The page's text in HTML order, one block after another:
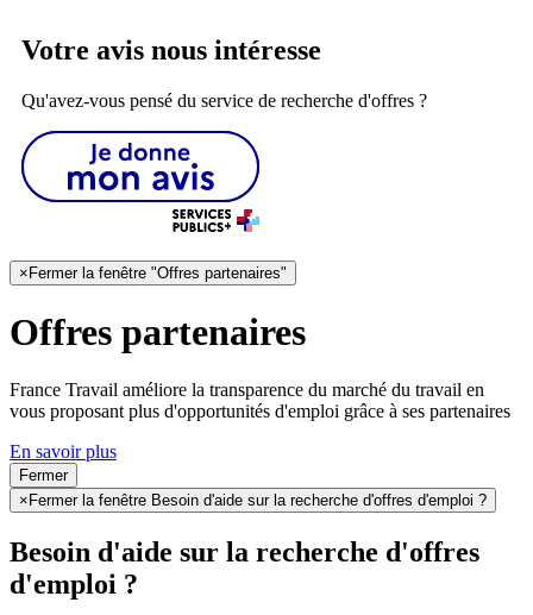
Votre avis nous intéresse
Qu'avez-vous pensé du service de recherche d'offres ?
×Fermer la fenêtre "Offres partenaires"
Offres partenaires
France Travail améliore la transparence du marché du travail en
vous proposant plus d'opportunités d'emploi grâce à ses partenaires
En savoir plus
Fermer
× Fermer la fenêtre Besoin d'aide sur la recherche d'offres d'emploi ?
Besoin d'aide sur la recherche d'offres
d'emploi ?